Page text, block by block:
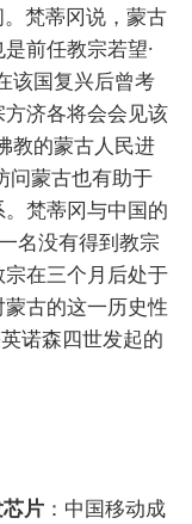
梵蒂冈说，蒙古
前任教宗若望·
该国复兴后曾考
济各将会会见该
教的蒙古人民进
问蒙古也有助于
梵蒂冈与中国的
名没有得到教宗
在三个月后处于
古的这一历史性
诺森四世发起的
片 ：中国移动成